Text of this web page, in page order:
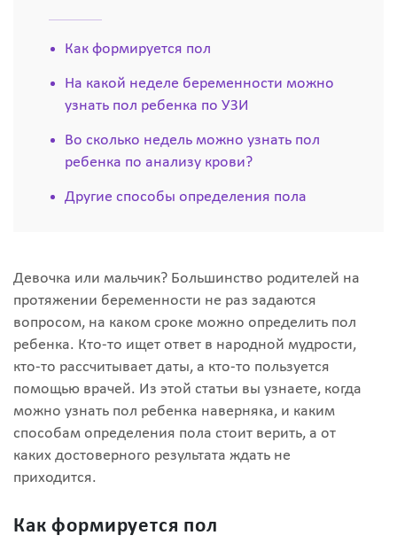
Как формируется пол
На какой неделе беременности можно
узнать пол ребенка по УЗИ
Во сколько недель можно узнать пол
ребенка по анализу крови?
Другие способы определения пола
Девочка или мальчик? Большинство родителей на
протяжении беременности не раз задаются
вопросом, на каком сроке можно определить пол
ребенка. Кто-то ищет ответ в народной мудрости,
кто-то рассчитывает даты, а кто-то пользуется
помощью врачей. Из этой статьи вы узнаете, когда
можно узнать пол ребенка наверняка, и каким
способам определения пола стоит верить, а от
каких достоверного результата ждать не
приходится.
Как формируется пол